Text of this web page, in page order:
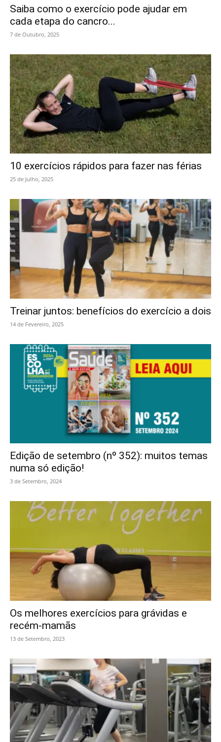
Saiba como o exercício pode ajudar em
cada etapa do cancro...
7 de Outubro, 2025
10 exercícios rápidos para fazer nas férias
25 de Julho, 2025
Treinar juntos: benefícios do exercício a dois
14 de Fevereiro, 2025
Edição de setembro (nº 352): muitos temas
numa só edição!
3 de Setembro, 2024
Os melhores exercícios para grávidas e
recém-mamãs
13 de Setembro, 2023